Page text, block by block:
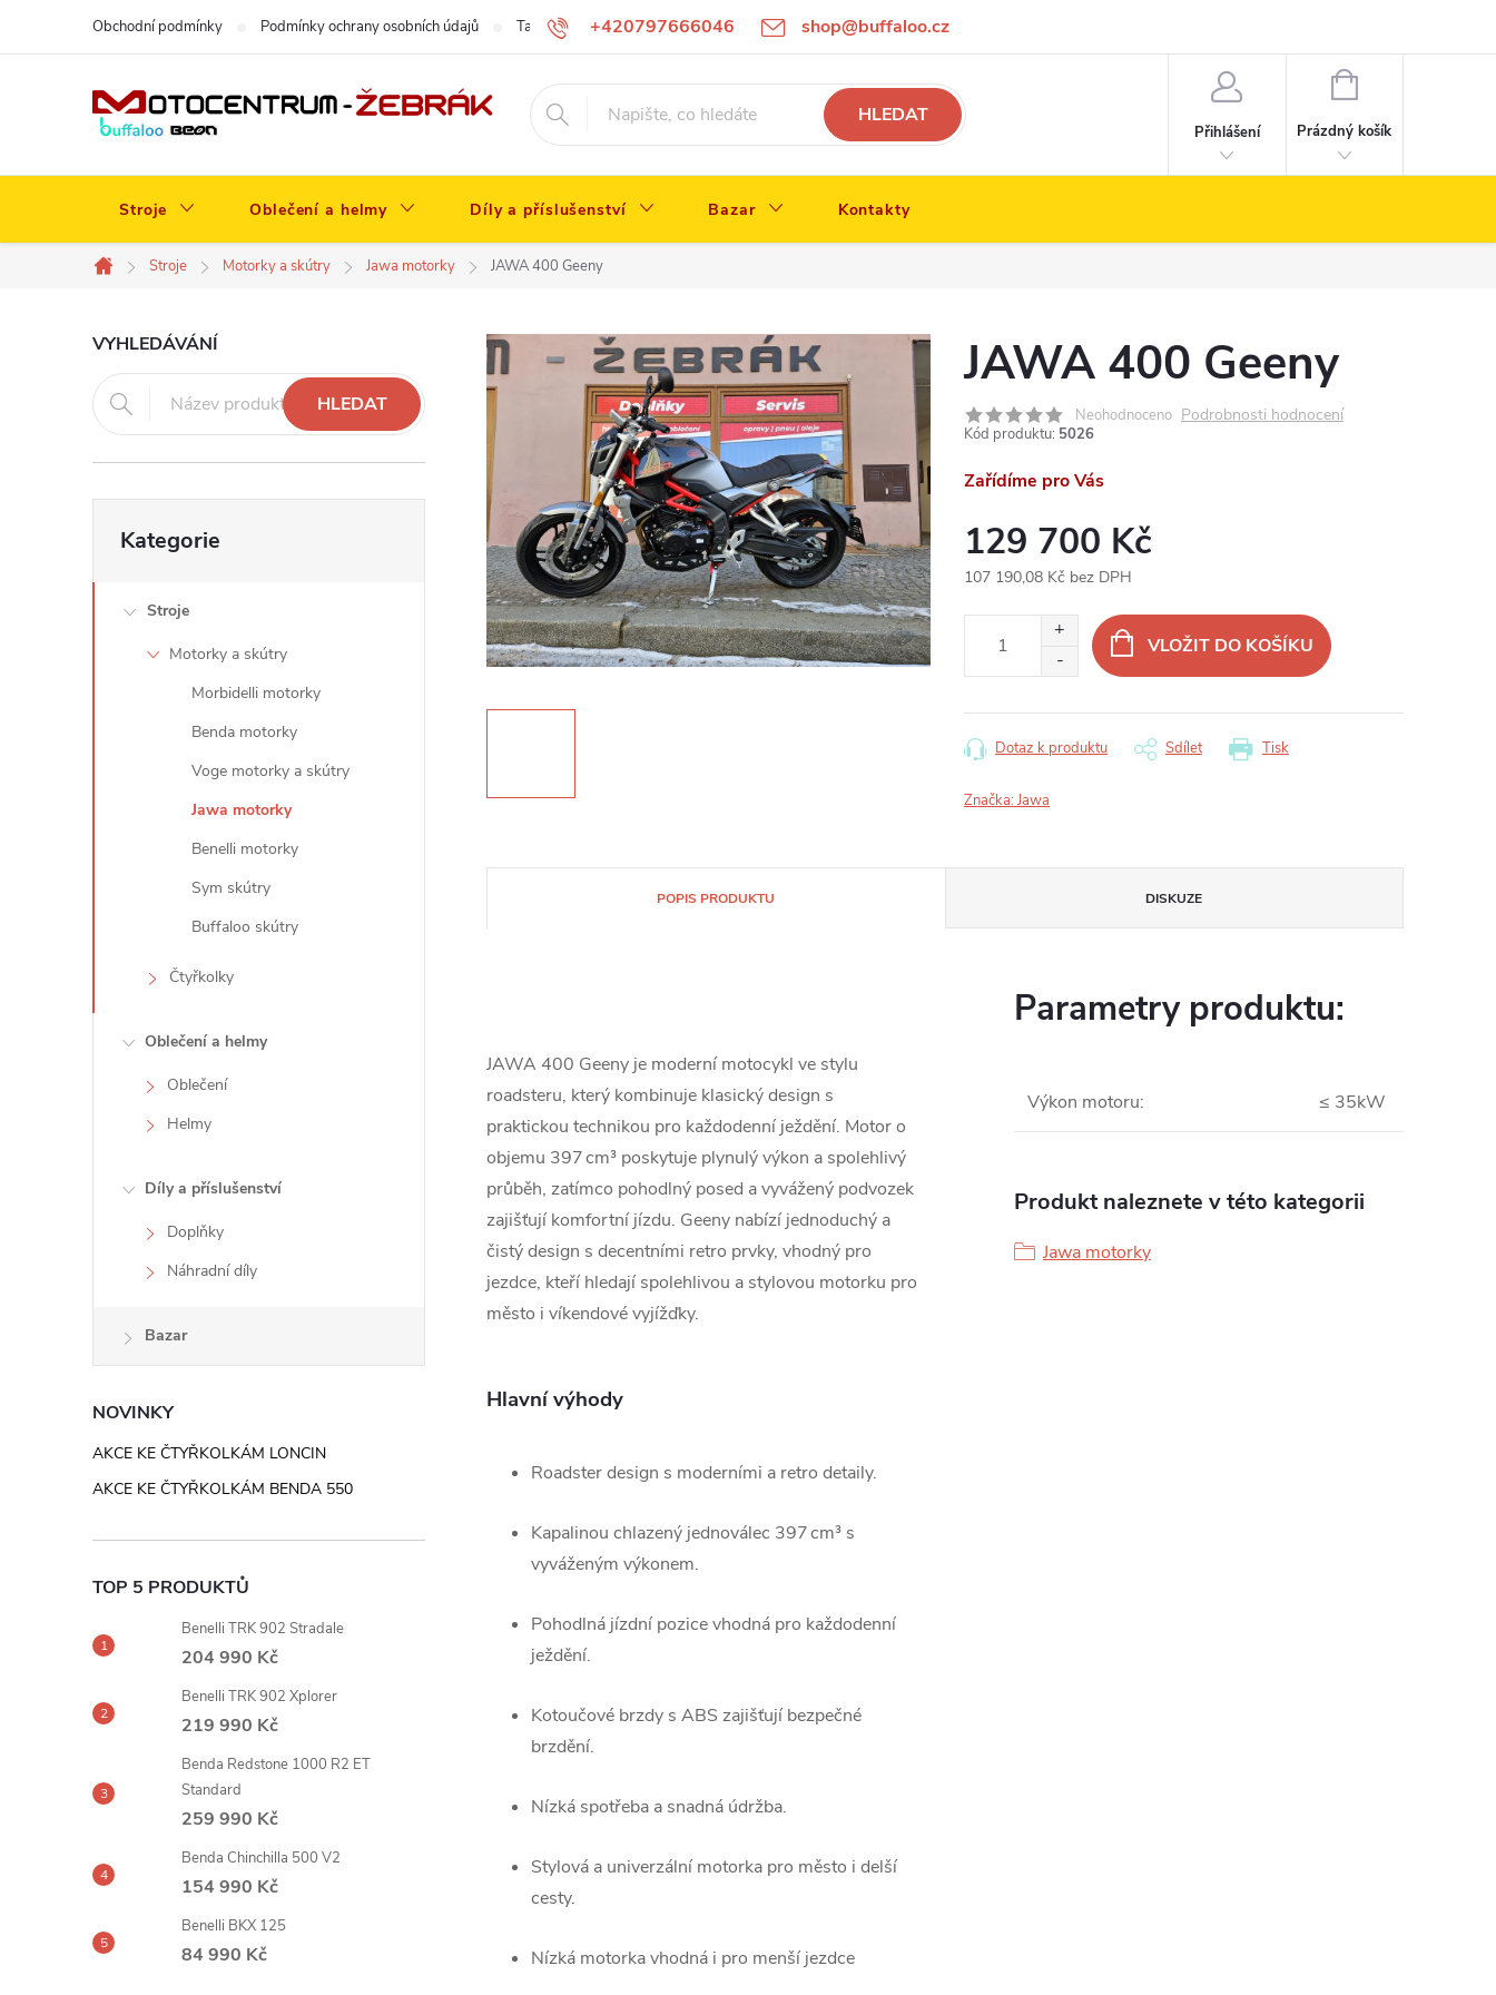
+420797666046 shop@buffaloo.cz
Obchodní podmínky Podmínky ochrany osobních údajů Tabulka velikostí
HLEDAT
Přihlášení
NÁKUPNÍ
Prázdný košík
Stroje Oblečení a helmy Díly a příslušenství Bazar Kontakty
Domů
Stroje Motorky a skútry Jawa motorky JAWA 400 Geeny
P
o
s
r
e
VYHLEDÁVÁNÍ
HLEDAT
kategorie
Kategorie
Stroje
Motorky a skútry
Morbidelli motorky
Benda motorky
Voge motorky a skútry
Jawa motorky
Benelli motorky
Sym skútry
Buffaloo skútry
Čtyřkolky
Oblečení a helmy
Oblečení
Helmy
Díly a příslušenství
Doplňky
Náhradní díly
Bazar
NOVINKY
AKCE KE ČTYŘKOLKÁM LONCIN
AKCE KE ČTYŘKOLKÁM BENDA 550
TOP 5 PRODUKTŮ
Benelli TRK 902 Stradale
204 990 Kč
Benelli TRK 902 Xplorer
219 990 Kč
Benda Redstone 1000 R2 ET
Standard
259 990 Kč
Benda Chinchilla 500 V2
154 990 Kč
Benelli BKX 125
84 990 Kč
JAWA 400 Geeny
Neohodnoceno Podrobnosti hodnocení
Kód produktu: 5026
Zařídíme pro Vás
129 700 Kč
107 190,08 Kč bez DPH
VLOŽIT DO KOŠÍKU
Tisk
Dotaz k produktu Sdílet
Značka:Jawa
POPIS PRODUKTU DISKUZE
JAWA 400 Geeny je moderní motocykl ve stylu
roadsteru, který kombinuje klasický design s
praktickou technikou pro každodenní ježdění. Motor o
objemu 397 cm³ poskytuje plynulý výkon a spolehlivý
průběh, zatímco pohodlný posed a vyvážený podvozek
zajišťují komfortní jízdu. Geeny nabízí jednoduchý a
čistý design s decentními retro prvky, vhodný pro
jezdce, kteří hledají spolehlivou a stylovou motorku pro
město i víkendové vyjížďky.
Hlavní výhody
Roadster design s moderními a retro detaily.
Kapalinou chlazený jednoválec 397 cm³ s
vyváženým výkonem.
Pohodlná jízdní pozice vhodná pro každodenní
ježdění.
Kotoučové brzdy s ABS zajišťují bezpečné
brzdění.
Nízká spotřeba a snadná údržba.
Stylová a univerzální motorka pro město i delší
cesty.
Nízká motorka vhodná i pro menší jezdce
Parametry produktu:
Výkon motoru: ≤ 35kW
Produkt naleznete v této kategorii
Jawa motorky